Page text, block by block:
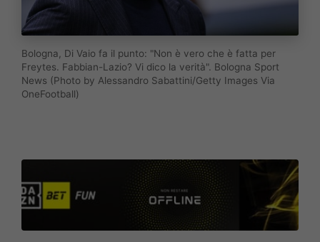
Bologna, Di Vaio fa il punto: "Non è vero che è fatta per
Freytes. Fabbian-Lazio? Vi dico la verità". Bologna Sport
News (Photo by Alessandro Sabattini/Getty Images Via
OneFootball)